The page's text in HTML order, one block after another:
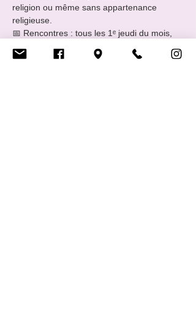
religion ou même sans appartenance
religieuse.
📅 Rencontres : tous les 1ᵉ jeudi du mois,
🥐 merci d’apporter de quoi manger ou